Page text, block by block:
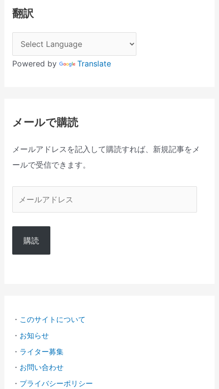
翻訳
Powered by Translate
メールで購読
メールアドレスを記入して購読すれば、新規記事をメ
ールで受信できます。
ル
ド
購読
・ このサイトについて
・ お知らせ
・ ライター募集
・ お問い合わせ
・ プライバシーポリシー